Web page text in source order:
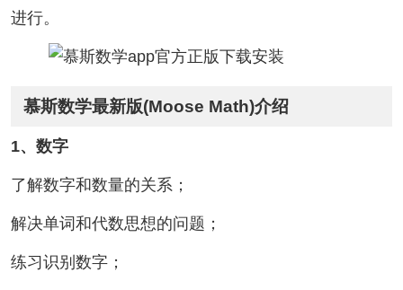
进行。
慕斯数学最新版(Moose Math)介绍
1、数字
了解数字和数量的关系；
解决单词和代数思想的问题；
练习识别数字；